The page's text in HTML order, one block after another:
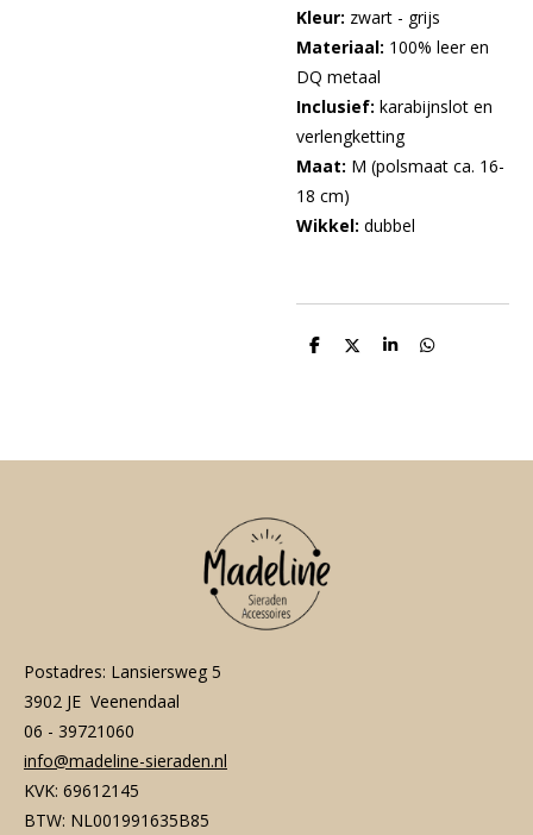
Kleur: zwart - grijs
Materiaal: 100% leer en
DQ metaal
Inclusief: karabijnslot en
verlengketting
Maat: M (polsmaat ca. 16-
18 cm)
Wikkel: dubbel
D
D
S
D
Postadres: Lansiersweg 5
3902 JE Veenendaal
06 - 39721060
info@madeline-sieraden.nl
KVK: 69612145
BTW: NL001991635B85